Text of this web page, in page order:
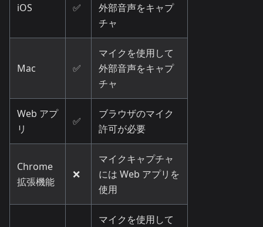
iOS ✅
外部音声をキャプ
チャ
Mac ✅
マイクを使用して
外部音声をキャプ
チャ
Web アプ
リ
✅
ブラウザのマイク
許可が必要
Chrome
拡張機能
❌
マイクキャプチャ
には Web アプリを
使用
マイクを使用して